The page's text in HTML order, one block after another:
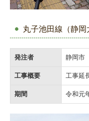
丸子池田線（静
発注者 静岡市
工事概要 工事延
期間 令和元